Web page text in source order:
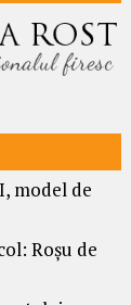
model de
Roșu de